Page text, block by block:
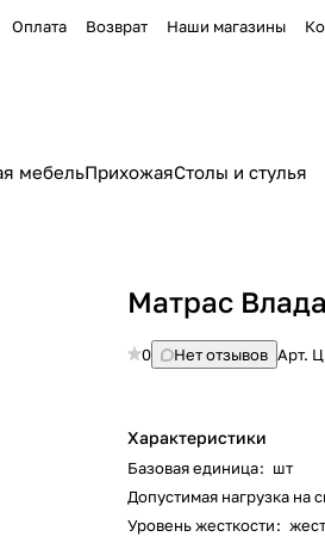
Оплата Возврат Наши магазины
мебельПрихожаяСтолы и стулья
Матрас
0 Нет отзывов Арт.
Характеристики
Базовая единица: шт
Допустимая нагрузка на
Уровень жесткости: